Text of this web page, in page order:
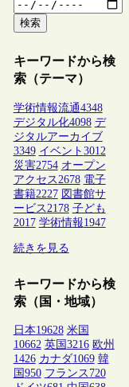
検索
キーワードから検
索（テーマ）
学術情報流通4348
デジタル化4098 デ
ジタルアーカイブ
3349 イベント 3012
災害2754 オープン
アクセス 2678 電子
書籍2227 図書館サ
ービス 2178 子ども
2017 学術情報1947
続きを見る
キーワードから検
索（国・地域）
日本19628 米国
10662 英国 3216 欧州
1426 カナダ1069 韓
国 950 フランス 720